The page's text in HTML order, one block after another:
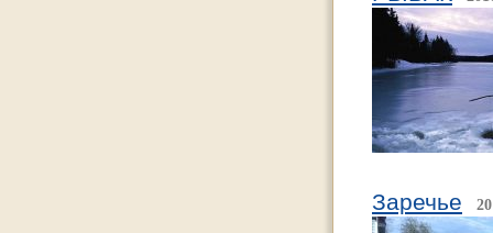
Заречье